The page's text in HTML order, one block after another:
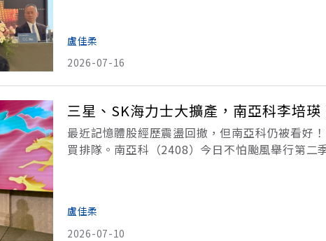
盧佳柔
2026-07-16
三星、SK海力士大擴產，南亞科李培瑛
最近記憶體股經歷震盪回撤，但南亞科仍被看好
買排隊。南亞科（2408）今日不怕颱風舉行第二
盧佳柔
2026-07-10